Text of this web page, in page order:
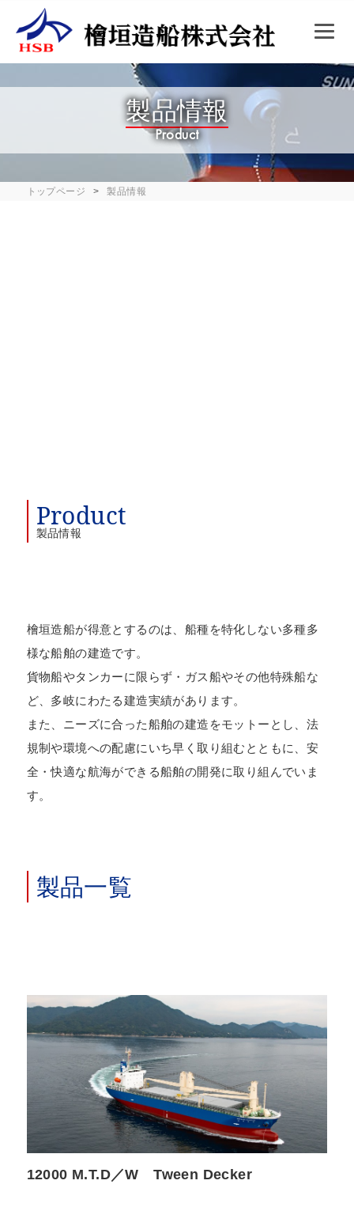
製品情報
Product
トップページ 製品情報
Product
製品情報
檜垣造船が得意とするのは、船種を特化しない多種多
様な船舶の建造です。
貨物船やタンカーに限らず・ガス船やその他特殊船な
ど、多岐にわたる建造実績があります。
また、ニーズに合った船舶の建造をモットーとし、法
規制や環境への配慮にいち早く取り組むとともに、安
全・快適な航海ができる船舶の開発に取り組んでいま
す。
製品一覧
12000 M.T.D／W Tween Decker